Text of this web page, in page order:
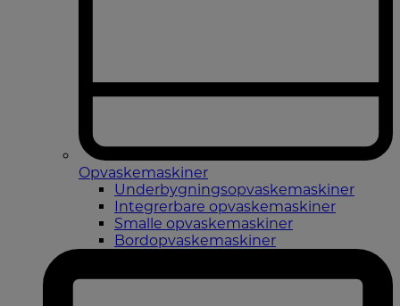
Opvaskemaskiner
Underbygningsopvaskemaskiner
Integrerbare opvaskemaskiner
Smalle opvaskemaskiner
Bordopvaskemaskiner